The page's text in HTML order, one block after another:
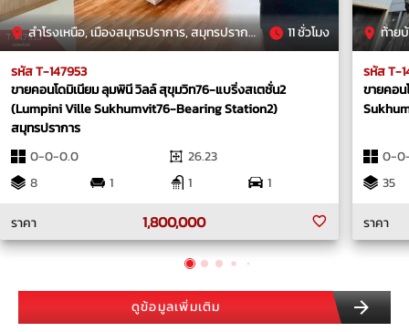
สำโรงเหนือ, เมืองสมุทรปราการ, สมุทรปราการ 11 ชั่วโมง
รหัส T-147953
ขายคอนโดมิเนียม ลุมพินี วิลล์ สุขุมวิท76-แบริ่งสเตชั่น2
(Lumpini Ville Sukhumvit76-Bearing Station2)
สมุทรปราการ
0-0-0.0
26.23
8
1 1
1
ราคา
1,800,000
ท้ายบ้
รหัส T-
ขายคอ
0-
35
ราคา
ดูข้อมูลเพิ่มเติม